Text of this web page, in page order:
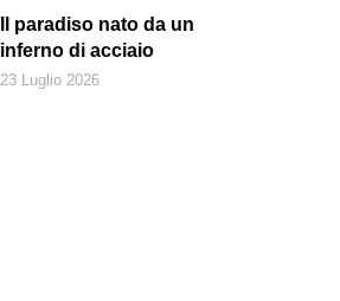
Il paradiso nato da un
inferno di acciaio
23 Luglio 2026